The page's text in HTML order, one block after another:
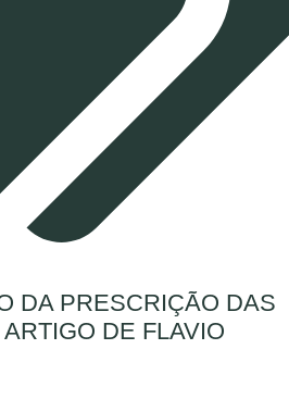
DA PRESCRIÇÃO DAS
DE FLAVIO